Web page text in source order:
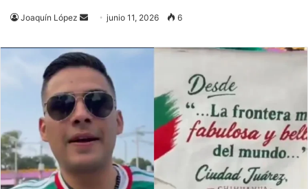
Joaquín López
Send
email
junio 11, 2026 6